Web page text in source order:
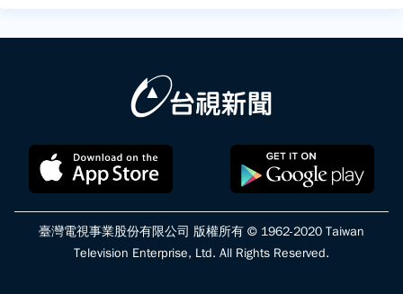
臺灣電視事業股份有限公司 版權所有 © 1962-2020 Taiwan
Television Enterprise, Ltd. All Rights Reserved.